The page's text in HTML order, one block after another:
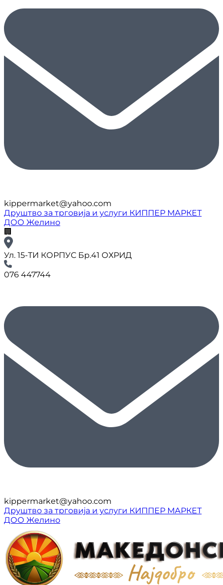
kippermarket@yahoo.com
Друштво за трговија и услуги КИППЕР МАРКЕТ
ДОО Желино
🏢
Ул. 15-ТИ КОРПУС Бр.41 ОХРИД
076 447744
kippermarket@yahoo.com
Друштво за трговија и услуги КИППЕР МАРКЕТ
ДОО Желино